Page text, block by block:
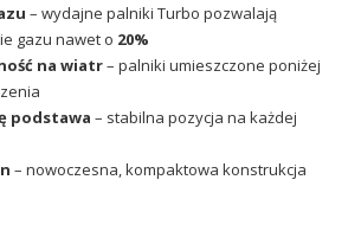
– wydajne palniki Turbo pozwalają
gazu nawet o 20%
na wiatr– palniki umieszczone poniżej
podstawa – stabilna pozycja na każdej
– nowoczesna, kompaktowa konstrukcja